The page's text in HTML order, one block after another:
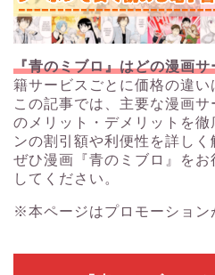
『青のミブロ』はどの漫画
籍サービスごとに価格の違い
この記事では、主要な漫画
のメリット・デメリットを
ンの割引額や利便性を詳しく
ぜひ漫画『青のミブロ』を
してください。
※本ページはプロモーション